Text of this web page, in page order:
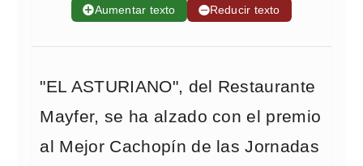
➕Aumentar texto ➖Reducir texto
"EL ASTURIANO", del Restaurante
Mayfer, se ha alzado con el premio
al Mejor Cachopín de las Jornadas